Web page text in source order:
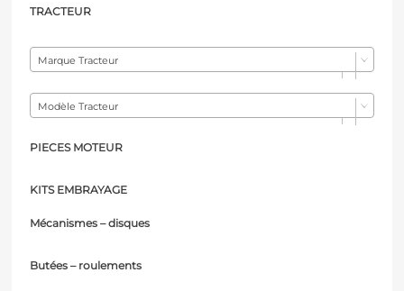
TRACTEUR
Marque Tracteur
Modèle Tracteur
PIECES MOTEUR
KITS EMBRAYAGE
Mécanismes – disques
Butées – roulements